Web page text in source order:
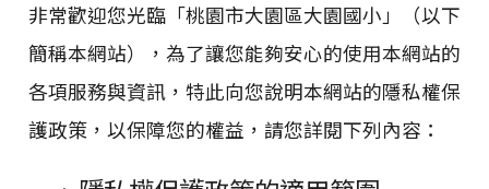
非常歡迎您光臨「桃園市大園區大園國小」（以下
簡稱本網站），為了讓您能夠安心的使用本網站的
各項服務與資訊，特此向您說明本網站的隱私權保
護政策，以保障您的權益，請您詳閱下列內容：